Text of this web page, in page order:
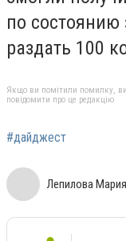
по состоянию
раздать 100
Якщо ви помітили помилку,
повідомити про це редакцію
#дайджест
Лепилова